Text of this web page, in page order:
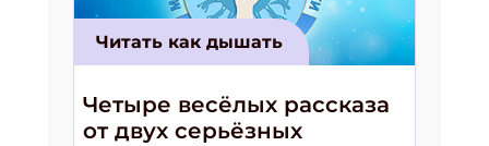
Читать как дышать
Четыре весёлых рассказа
от двух серьёзных